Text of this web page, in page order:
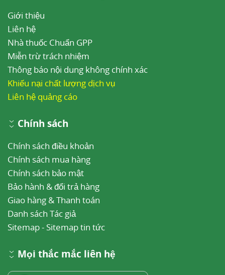
Giới thiệu
Liên hệ
Nhà thuốc Chuẩn GPP
Miễn trừ trách nhiệm
Thông báo nội dung không chính xác
Khiếu nại chất lượng dịch vụ
Liên hệ quảng cáo
Chính sách
Chính sách điều khoản
Chính sách mua hàng
Chính sách bảo mật
Bảo hành & đổi trả hàng
Giao hàng & Thanh toán
Danh sách Tác giả
Sitemap- Sitemap tin tức
Mọi thắc mắc liên hệ